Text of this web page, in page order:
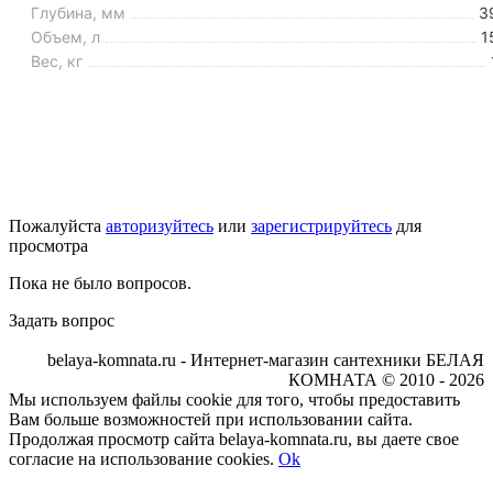
Глубина, мм
Объем, л
Вес, кг
Пожалуйста авторизуйтесь или зарегистрируйтесь для
просмотра
Пока не было вопросов.
Задать вопрос
belaya-komnata.ru - Интернет-магазин сантехники БЕЛАЯ
КОМНАТА © 2010 - 2026
Мы используем файлы cookie для того, чтобы предоставить
Вам больше возможностей при использовании сайта.
Продолжая просмотр сайта belaya-komnata.ru, вы даете свое
согласие на использование cookies. Ok